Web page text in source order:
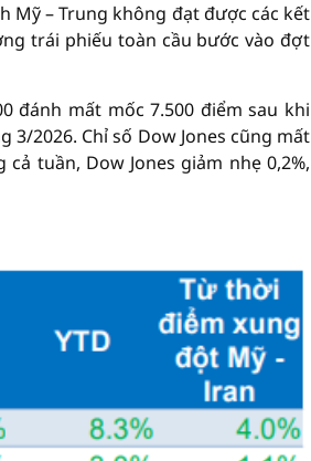
Mỹ – Trung không đạt được các kết
trái phiếu toàn cầu bước vào đợt
đánh mất mốc 7.500 điểm sau khi
2026. Chỉ số Dow Jones cũng mất
tuần, Dow Jones giảm nhẹ 0,2%,